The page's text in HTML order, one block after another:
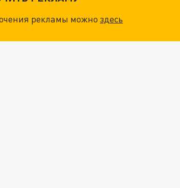
рекламы можноздесь